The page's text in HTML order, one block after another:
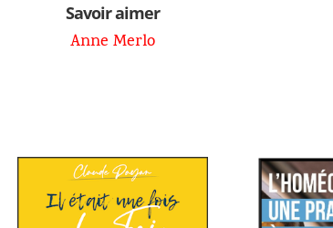
Savoir aimer
Anne Merlo